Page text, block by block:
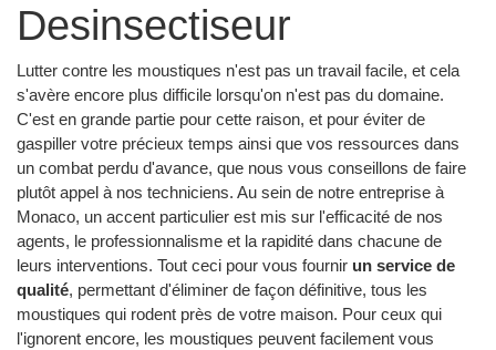
Desinsectiseur
Lutter contre les moustiques n'est pas un travail facile, et cela
s'avère encore plus difficile lorsqu'on n'est pas du domaine.
C'est en grande partie pour cette raison, et pour éviter de
gaspiller votre précieux temps ainsi que vos ressources dans
un combat perdu d'avance, que nous vous conseillons de faire
plutôt appel à nos techniciens. Au sein de notre entreprise à
Monaco, un accent particulier est mis sur l'efficacité de nos
agents, le professionnalisme et la rapidité dans chacune de
leurs interventions. Tout ceci pour vous fournir un service de
qualité, permettant d'éliminer de façon définitive, tous les
moustiques qui rodent près de votre maison. Pour ceux qui
l'ignorent encore, les moustiques peuvent facilement vous